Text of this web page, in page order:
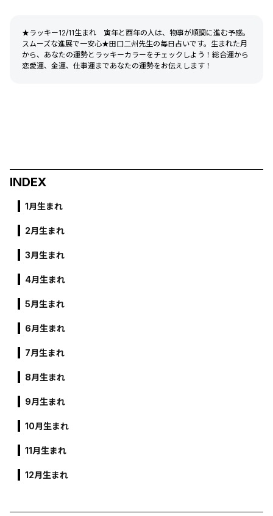
★ラッキー12/11生まれ 寅年と酉年の人は、物事が順調に進む予感。
スムーズな進展で一安心★田口二州先生の毎日占いです。生まれた月
から、あなたの運勢とラッキーカラーをチェックしよう！総合運から
恋愛運、金運、仕事運まであなたの運勢をお伝えします！
INDEX
1月生まれ
2月生まれ
3月生まれ
4月生まれ
5月生まれ
6月生まれ
7月生まれ
8月生まれ
9月生まれ
10月生まれ
11月生まれ
12月生まれ